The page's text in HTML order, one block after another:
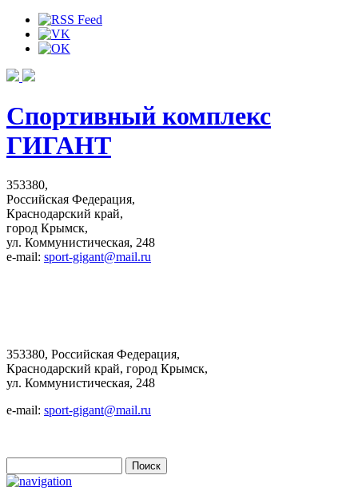
Спортивный комплекс
ГИГАНТ
353380,
Российская Федерация,
Краснодарский край,
город Крымск,
ул. Коммунистическая, 248
e-mail: sport-gigant@mail.ru
353380, Российская Федерация,
Краснодарский край, город Крымск,
ул. Коммунистическая, 248
e-mail: sport-gigant@mail.ru
Форма поиска